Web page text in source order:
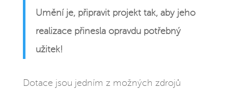
Umění je, připravit projekt tak, aby jeho
realizace přinesla opravdu potřebný
užitek!
Dotace jsou jedním z možných zdrojů